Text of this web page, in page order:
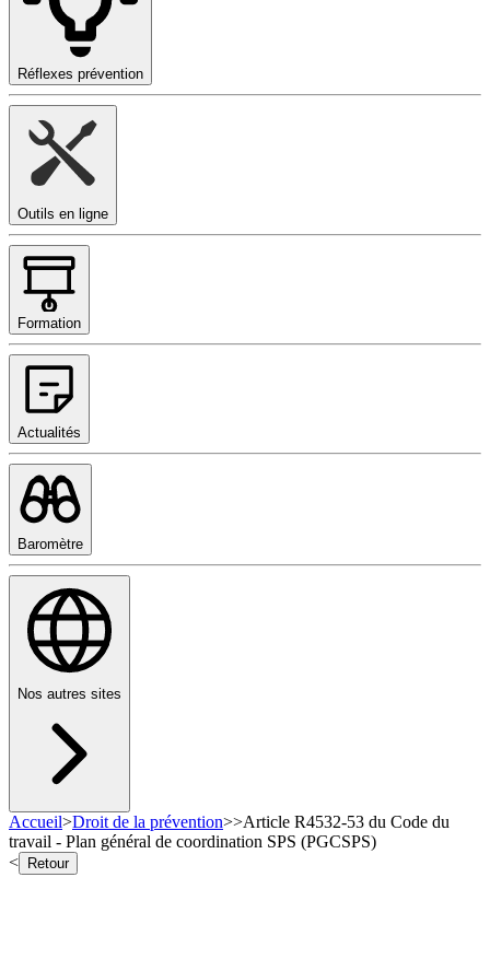
Réflexes prévention
Outils en ligne
Formation
Actualités
Baromètre
Nos autres sites
Accueil>Droit de la prévention>>Article R4532-53 du Code du
travail - Plan général de coordination SPS (PGCSPS)
<
Retour